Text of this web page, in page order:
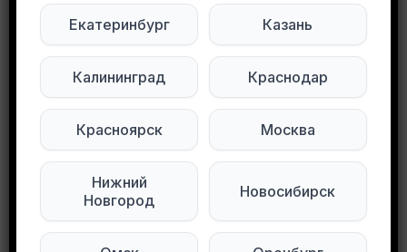
хорошее состояние. Только самовывоз. Центр
Подписывайтесь на нас в социальных
сетях:
Мы в Max
Мы в ВКонтакте
54 просмотров
Екатеринбург Казань
Калининград Краснодар
Красноярск Москва
Нижний
Новгород
Новосибирск